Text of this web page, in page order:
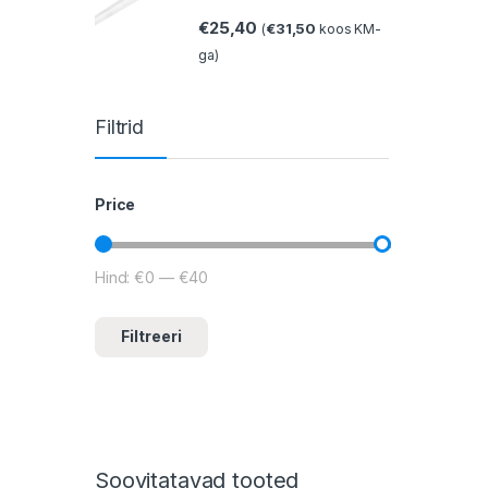
€25,40 (€31,50 koos KM-
ga)
Filtrid
Price
Minimaalne hind
Maksimaalne hind
Filtreeri
Hind: €0 — €40
Soovitatavad tooted